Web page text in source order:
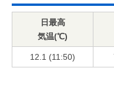
日最高
気温(℃)
12.1 (11:50)